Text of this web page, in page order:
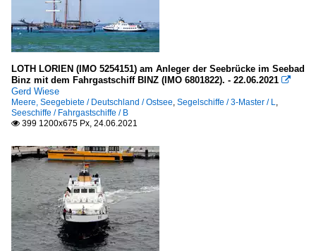
LOTH LORIEN (IMO 5254151) am Anleger der Seebrücke im Seebad
Binz mit dem Fahrgastschiff BINZ (IMO 6801822). - 22.06.2021 
Gerd Wiese
Meere, Seegebiete / Deutschland / Ostsee, Segelschiffe / 3-Master / L,
Seeschiffe / Fahrgastschiffe / B
 399 1200x675 Px, 24.06.2021